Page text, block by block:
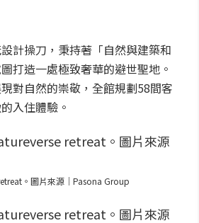
計操刀，秉持著「自然與建築和
打造一處極致奢華的避世聖地。
對自然的崇敬，全館規劃58間客
入住體驗。
。圖片來源｜Pasona Group